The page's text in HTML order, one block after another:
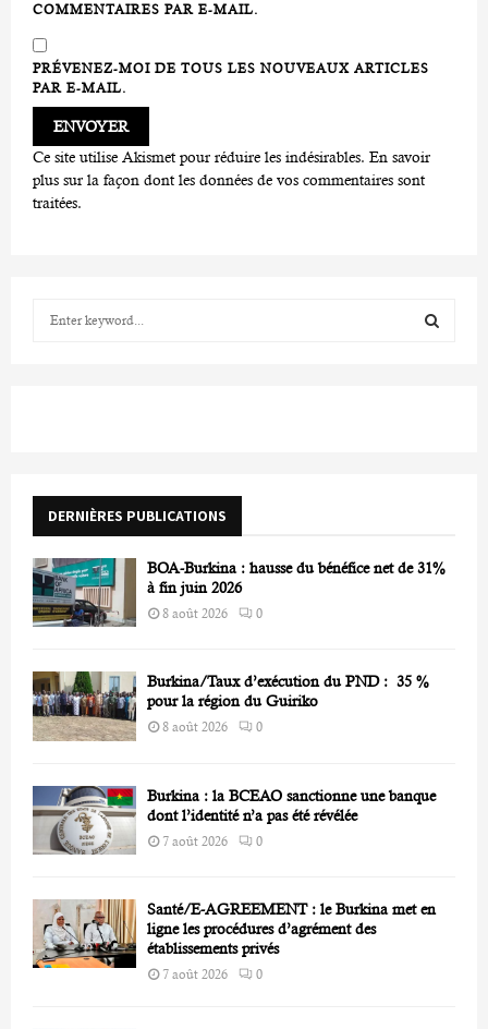
COMMENTAIRES PAR E-MAIL.
PRÉVENEZ-MOI DE TOUS LES NOUVEAUX ARTICLES
PAR E-MAIL.
Ce site utilise Akismet pour réduire les indésirables. En savoir
plus sur la façon dont les données de vos commentaires sont
traitées.
r
DERNIÈRES PUBLICATIONS
BOA-Burkina : hausse du bénéfice net de 31%
à fin juin 2026
8 août 2026 0
Burkina/Taux d’exécution du PND : 35 %
pour la région du Guiriko
8 août 2026 0
Burkina : la BCEAO sanctionne une banque
dont l’identité n’a pas été révélée
7 août 2026 0
Santé/E-AGREEMENT : le Burkina met en
ligne les procédures d’agrément des
établissements privés
7 août 2026 0